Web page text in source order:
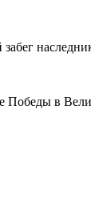
Победы в